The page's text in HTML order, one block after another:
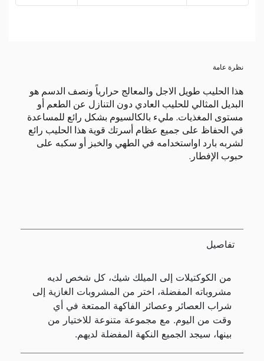
نظرة عامة
هذا الحليب طويل الاجل والمعالج حرارياً ونصف الدسم هو
البديل المثالي للحليب العادي دون التنازل عن الطعم أو
مستوى المغذيات. مليء بالكالسيوم بشكل رائع للمساعدة
في الحفاظ على جميع عظام أسرتك قوية هذا الحليب رائع
لشربه بارد اواستخدامه في الطهي والخبز أو سكبه على
حبوب الإفطار.
تفاصيل
من الكوكتيلات إلى الميلك شيك، كل شخص لديه
مشروباته المفضلة، اختر من المشروبات الغازية إلى
شراب العصائر وعصائر الفاكهة الممتعة في أي
وقت من اليوم. مع مجموعة متنوعة للاختيار من
بينها، سيجد الجميع النكهة المفضلة لديهم.